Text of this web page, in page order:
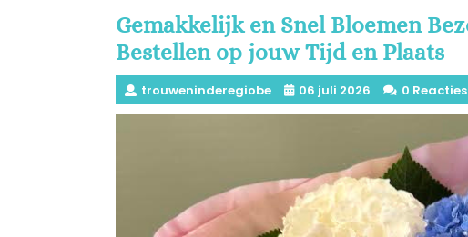
Gemakkelijk en Snel Bloemen
Bestellen op jouw Tijd en Plaats
trouweninderegiobe 06 juli 2026 0 Reacties